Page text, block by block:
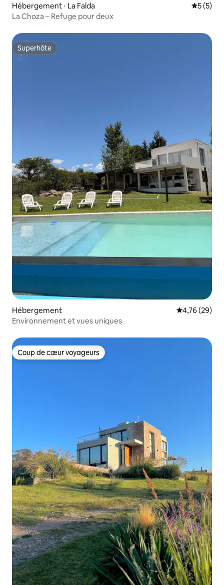
Hébergement ⋅ La Falda
5 (5)
La Choza – Refuge pour deux
Superhôte
Superhôte
Hébergement Évaluation
4,76 (29)
Environnement et vues uniques
Coup de cœur voyageurs
Coup de cœur voyageurs